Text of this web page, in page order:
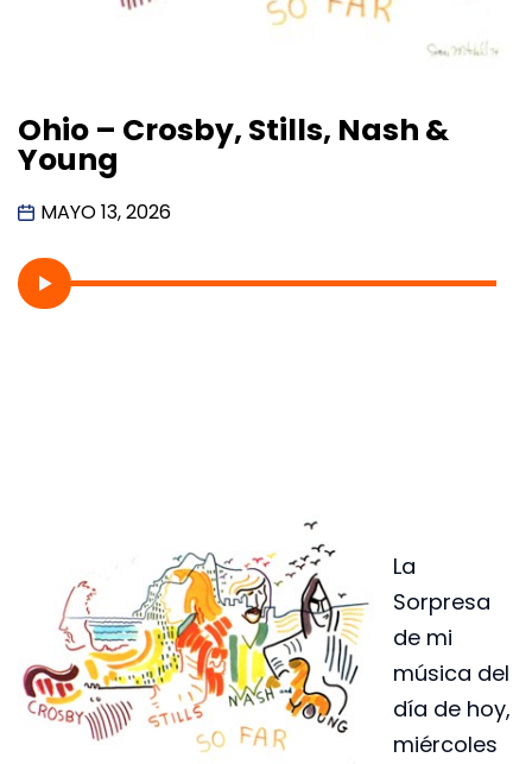
Ohio – Crosby, Stills, Nash &
Young
MAYO 13, 2026
La
Sorpresa
de mi
música del
día de hoy,
miércoles